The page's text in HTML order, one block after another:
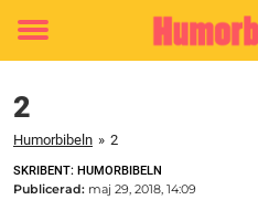
Toggle
2
Humorbibeln » 2
SKRIBENT: HUMORBIBELN
Publicerad: maj 29, 2018, 14:09